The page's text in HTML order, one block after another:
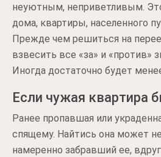
неуютным, неприветливым.
дома, квартиры, населенного
Прежде чем решиться на
взвесить все «за» и «против»
Иногда достаточно будет
Если чужая квартира
Ранее пропавшая или
спящему. Найтись она может
намеренно забравший ее,